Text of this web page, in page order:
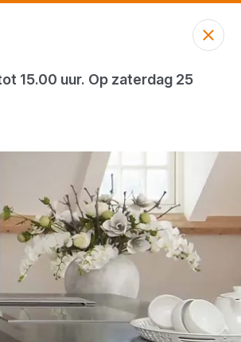
15.00 uur. Op zaterdag 25